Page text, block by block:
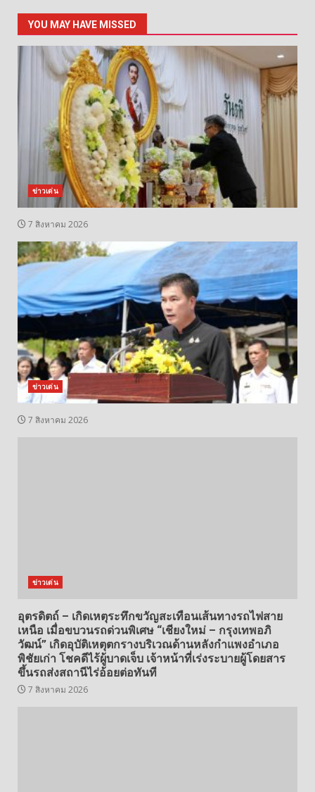
YOU MAY HAVE MISSED
ข่าวเด่น
7 สิงหาคม 2026
ข่าวเด่น
7 สิงหาคม 2026
ข่าวเด่น
อุตรดิตถ์ – เกิดเหตุระทึกขวัญสะเทือนเส้นทางรถไฟสาย
เหนือ เมื่อขบวนรถด่วนพิเศษ “เชียงใหม่ – กรุงเทพอภิ
วัฒน์” เกิดอุบัติเหตุตกรางบริเวณด้านหลังกำแพงอำเภอ
พิชัยเก่า โชคดีไร้ผู้บาดเจ็บ เจ้าหน้าที่เร่งระบายผู้โดยสาร
ขึ้นรถส่งสถานีไร่อ้อยต่อทันที
7 สิงหาคม 2026